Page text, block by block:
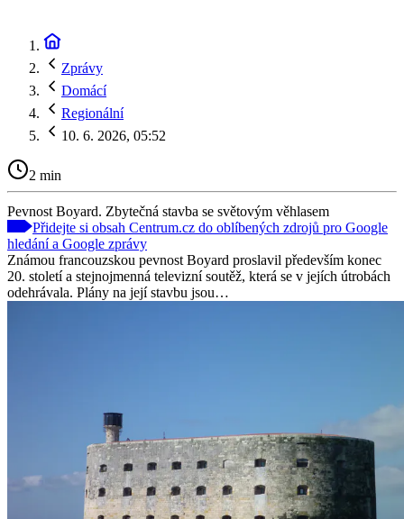
Zprávy
Domácí
Regionální
10. 6. 2026, 05:52
2 min
Pevnost Boyard. Zbytečná stavba se světovým věhlasem
Přidejte si obsah Centrum.cz do oblíbených zdrojů pro Google
hledání a Google zprávy
Známou francouzskou pevnost Boyard proslavil především konec
20. století a stejnojmenná televizní soutěž, která se v jejích útrobách
odehrávala. Plány na její stavbu jsou…